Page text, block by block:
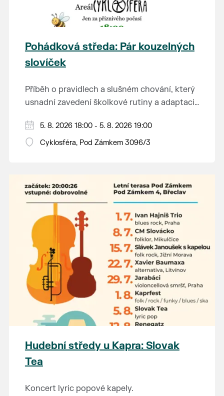
Pohádková středa: Pár kouzelných
slovíček
Příběh o pravidlech a slušném chování, který
usnadní zavedení školkové rutiny a adaptaci
Hraje se jen za příznivého počasí.
Vstupné dobrovolné.
5. 8. 2026 18:00 - 5. 8. 2026 19:00
Cyklosféra, Pod Zámkem 3096/3
Hudební středy u Kapra: Slovak
Tea
Koncert lyric popové kapely.